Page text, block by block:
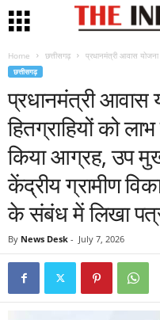
Home छत्तीसगढ़ प्रधानमंत्री आवास
छत्तीसगढ़
प्रधानमंत्री आवास
हितग्राहियों को
किया आग्रह, उप
केंद्रीय ग्रामीण
के संबंध में लिखा
By News Desk - July 7, 2026